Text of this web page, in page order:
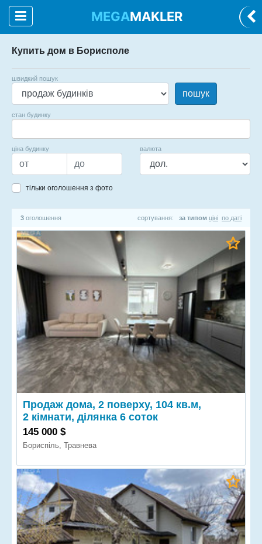
MEGAMAKLER
Купить дом в Борисполе
швидкий пошук
пошук
стан будинку
ціна будинку валюта
тільки оголошення з фото
3 оголошення сортування: за типом ціні по даті
Продаж дома, 2 поверху, 104 кв.м,
2 кімнати, ділянка 6 соток
145 000 $
Бориспіль, Травнева